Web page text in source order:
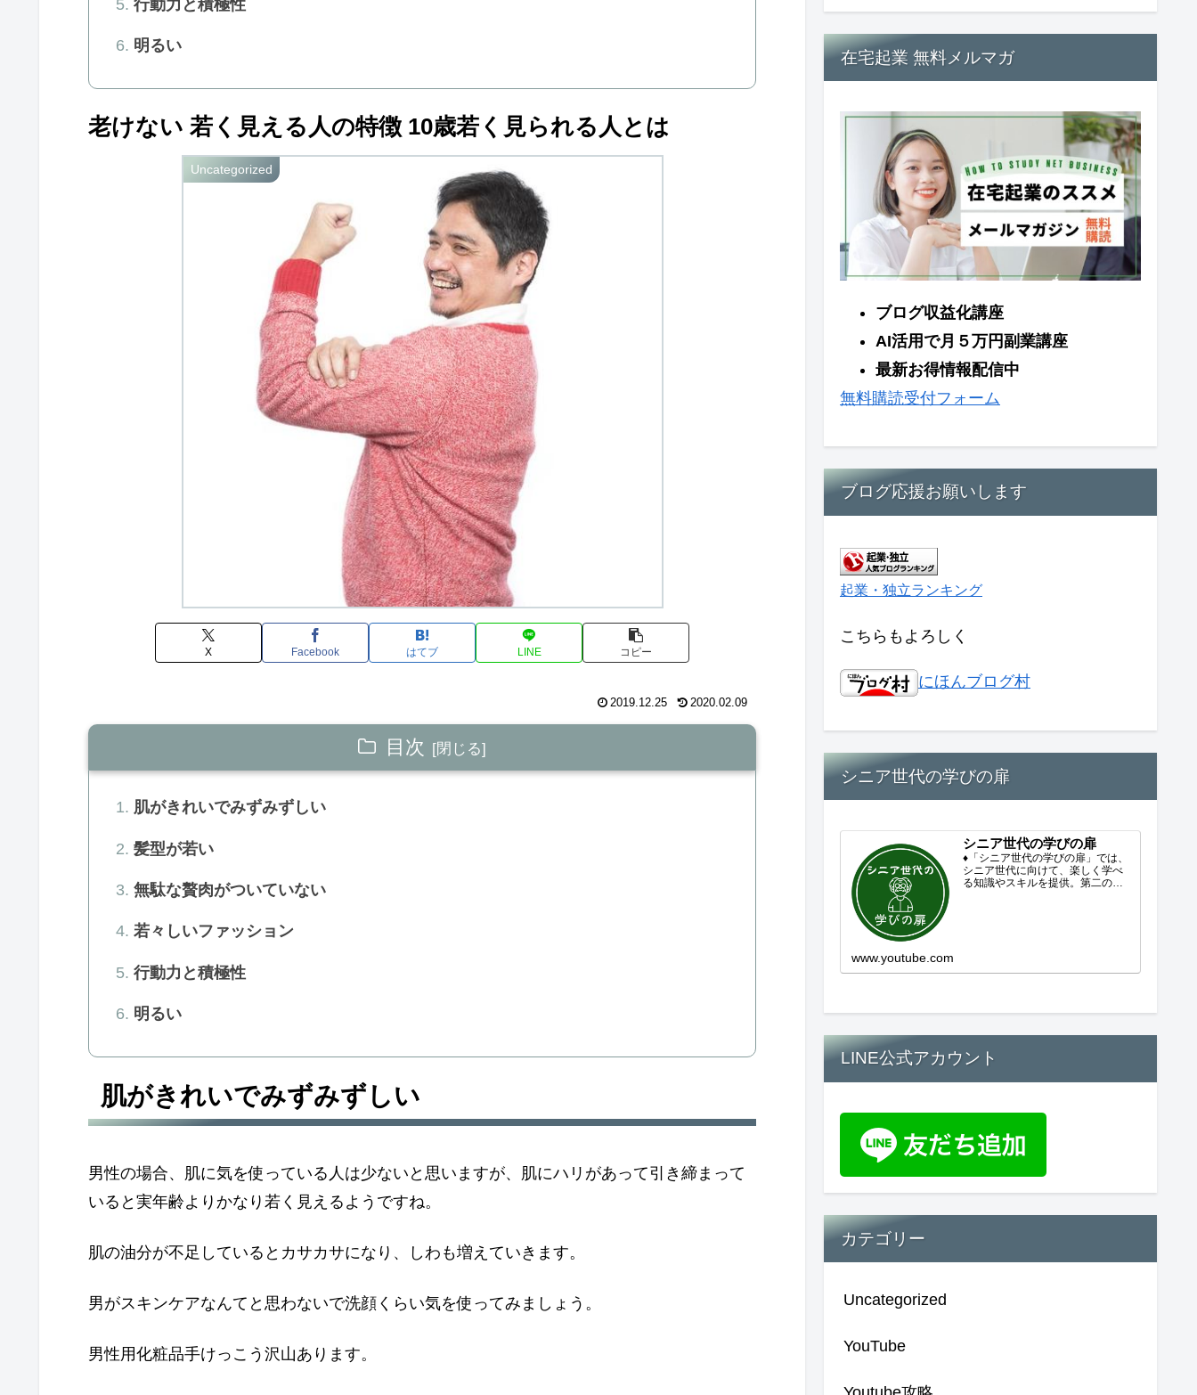
行動力と積極性
明るい
老けない 若く見える人の特徴 10歳若く見られる人とは
Uncategorized
X Facebook はてブ LINE コピー
2019.12.25 2020.02.09
目次
肌がきれいでみずみずしい
髪型が若い
無駄な贅肉がついていない
若々しいファッション
行動力と積極性
明るい
肌がきれいでみずみずしい
男性の場合、肌に気を使っている人は少ないと思いますが、肌にハリがあって引き締まって
いると実年齢よりかなり若く見えるようですね。
肌の油分が不足しているとカサカサになり、しわも増えていきます。
男がスキンケアなんてと思わないで洗顔くらい気を使ってみましょう。
男性用化粧品手けっこう沢山あります。
在宅起業 無料メルマガ
ブログ収益化講座
AI活用で月５万円副業講座
最新お得情報配信中
無料購読受付フォーム
ブログ応援お願いします
起業・独立ランキング
こちらもよろしく
にほんブログ村
シニア世代の学びの扉
シニア世代の学びの扉
♦「シニア世代の学びの扉」では、
シニア世代に向けて、楽しく学べ
る知識やスキルを提供。第二の人
www.youtube.com
LINE公式アカウント
カテゴリー
Uncategorized
YouTube